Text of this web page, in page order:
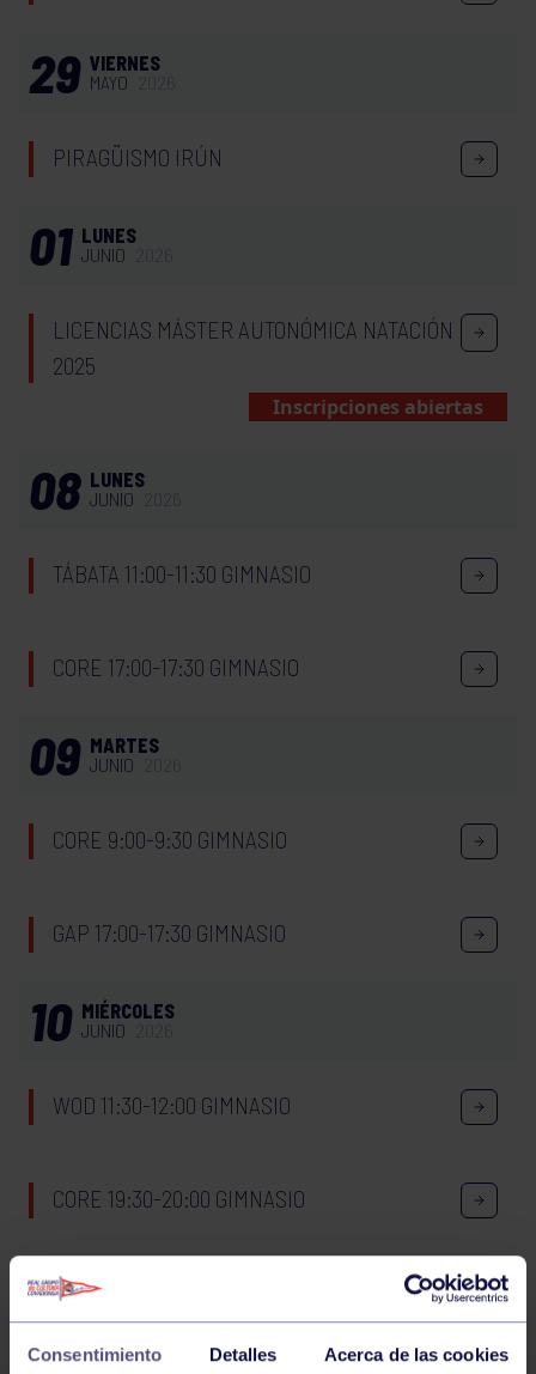
Consentimiento Detalles Acerca de las cookies
29 VIERNES
MAYO
PIRAGÜISMO IRÚN
01 LUNES
JUNIO
LICENCIAS MÁSTER AUTONÓMICA NATACIÓN
2025
Inscripciones abiertas
08 LUNES
JUNIO
TÁBATA 11:00-11:30 GIMNASIO
CORE 17:00-17:30 GIMNASIO
09 MARTES
JUNIO
CORE 9:00-9:30 GIMNASIO
GAP 17:00-17:30 GIMNASIO
10 MIÉRCOLES
JUNIO
WOD 11:30-12:00 GIMNASIO
CORE 19:30-20:00 GIMNASIO
ENGANCHATE AL DEPORTE – DIVERSIDAD
FUNCIONAL